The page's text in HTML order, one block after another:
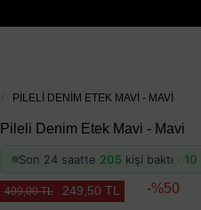
PILELI DENIM ETEK MAVI - MAVI
Pileli Denim Etek Mavi - Mavi
Son 24 saatte 205 kişi baktı · 10
499,00 TL 249,50 TL 50